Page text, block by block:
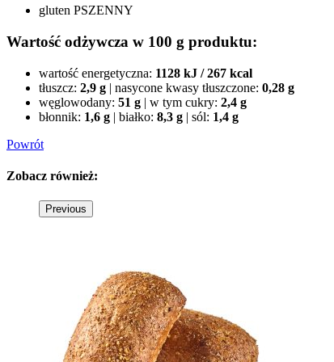
gluten PSZENNY
Wartość odżywcza w 100 g produktu:
wartość energetyczna: 1128 kJ / 267 kcal
tłuszcz: 2,9 g | nasycone kwasy tłuszczone: 0,28 g
węglowodany: 51 g | w tym cukry: 2,4 g
błonnik: 1,6 g | białko: 8,3 g | sól: 1,4 g
Powrót
Zobacz również:
Previous